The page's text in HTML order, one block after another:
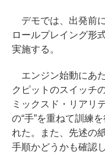
デモでは、出発前
ロールプレイング形
実施する。
エンジン始動にあ
クピットのスイッチ
ミックスド・リアリ
の“手”を重ねて訓練
れた。また、先述の
手順かどうかも確認